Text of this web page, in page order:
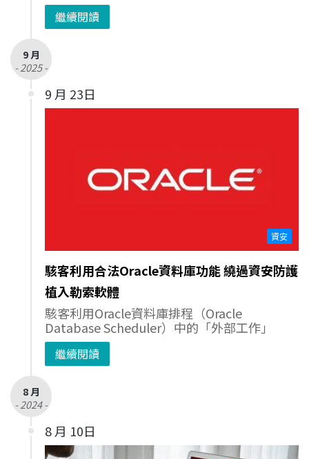
繼續閱讀
9 月
- 2025 -
9 月 23日
資安
駭客利用合法Oracle資料庫功能 繞過資安防護
植入勒索軟體
駭客利用Oracle資料庫排程（Oracle
Database Scheduler）中的「外部工作」
繼續閱讀
8 月
- 2024 -
8 月 10日